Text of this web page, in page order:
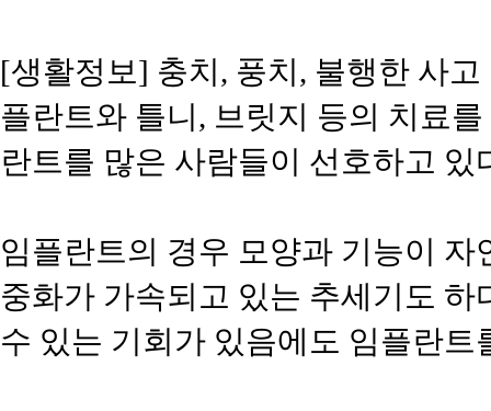
[생활정보] 충치, 풍치, 불행한 사
플란트와 틀니, 브릿지 등의 치료
란트를 많은 사람들이 선호하고 있
임플란트의 경우 모양과 기능이
중화가 가속되고 있는 추세기도
수 있는 기회가 있음에도 임플란